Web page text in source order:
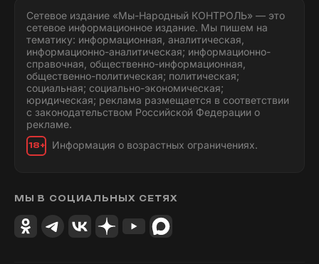
Сетевое издание «Мы-Народный КОНТРОЛЬ» — это
сетевое информационное издание. Мы пишем на
тематику: информационная, аналитическая,
информационно-аналитическая; информационно-
справочная, общественно-информационная,
общественно-политическая; политическая;
социальная; социально-экономическая;
юридическая; реклама размещается в соответствии
с законодательством Российской Федерации о
рекламе.
18+ Информация о возрастных ограничениях.
МЫ В СОЦИАЛЬНЫХ СЕТЯХ